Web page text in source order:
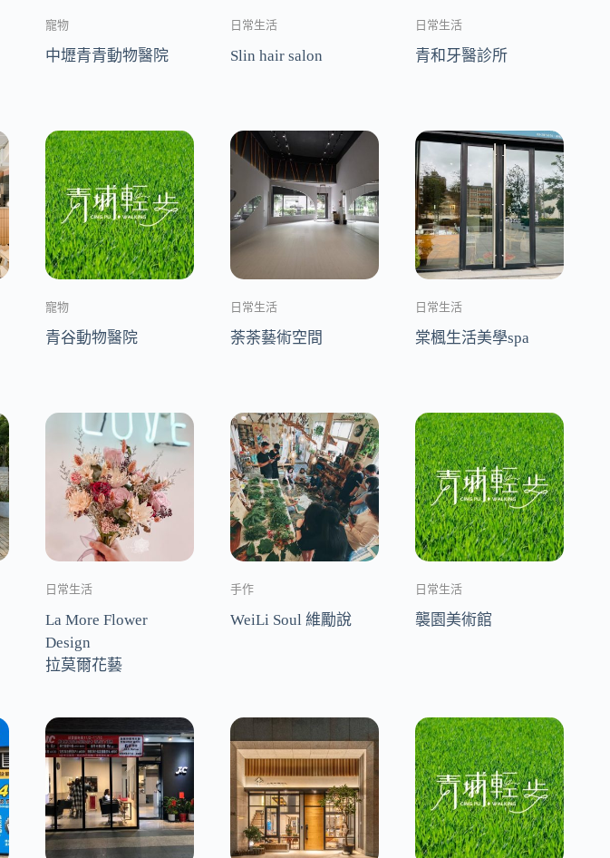
寵物
中壢青青動物醫院
日常生活
Slin hair salon
日常生活
青和牙醫診所
寵物
青谷動物醫院
日常生活
荼荼藝術空間
日常生活
棠楓生活美學spa
日常生活
La More Flower
Design
拉莫爾花藝
手作
WeiLi Soul 維勵說
日常生活
襲園美術館